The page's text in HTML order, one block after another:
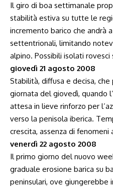
Il giro di boa settimanale
stabilità estiva su tutte le
incremento barico che andrà
settentrionali, limitando
alpino. Possibili isolati
giovedì 21 agosto 2008
Stabilità, diffusa e decisa,
giornata del giovedì, quando
attesa in lieve rinforzo per
verso la penisola iberica.
crescita, assenza di fenomeni
venerdì 22 agosto 2008
Il primo giorno del nuovo
graduale erosione barica su
peninsulari, ove